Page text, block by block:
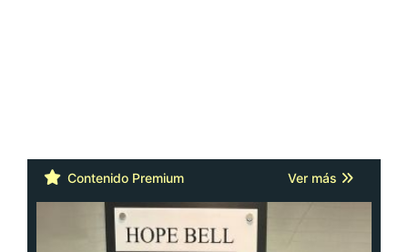
Contenido Premium Ver más